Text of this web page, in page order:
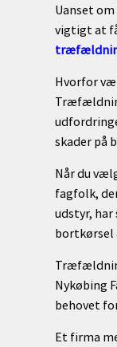
Uanset
vigtigt at
Hvorfor
skader på
Når du
fagfolk,
udstyr,
bortkørsel
Nykøbing
behovet
Et firma